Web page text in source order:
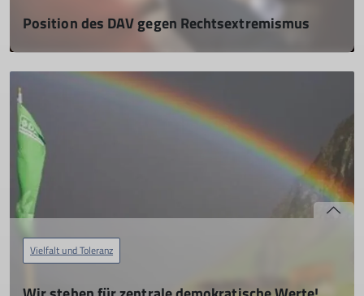
Position des DAV gegen Rechtsextremismus
Offenheit, Vielfalt und Akzeptanz
In aller Deutlichkeit tritt der Deutsche Alpenverein (DAV)
menschenverachtenden, rechtspopulistischen und
rechtsextremen Haltungen und Handlungen entgegen und
bietet ihnen keine Bühne.
Die Sektion Mainz schließt sich der Position des DAV gegen
Rechtsextremismus in vollem Umfang an.
Vielfalt und Toleranz